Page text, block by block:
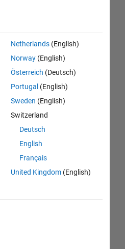
Netherlands(English)
Norway(English)
Österreich (Deutsch)
Portugal (English)
Sweden (English)
Switzerland
Deutsch
English
Français
United Kingdom(English)